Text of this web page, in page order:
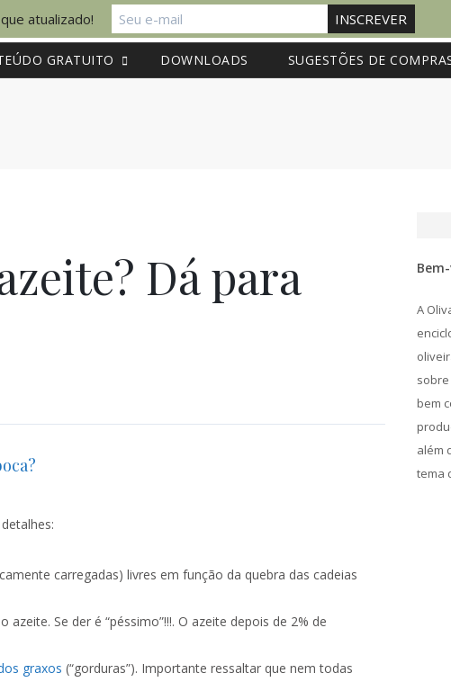
GRATUITO DOWNLOADS SUGESTÕES DE
Dá para
carregadas) livres em função da quebra das cadeias
Se der é “péssimo”!!!. O azeite depois de 2% de
graxos (“gorduras”). Importante ressaltar que nem todas
A
bem
além
tema
atualizado!